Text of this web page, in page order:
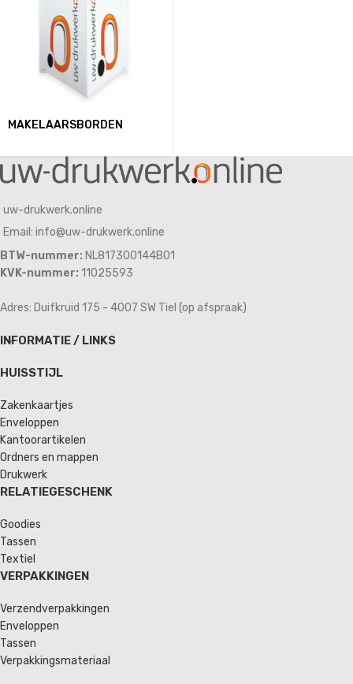
MAKELAARSBORDEN
uw-drukwerk.online
Email: info@uw-drukwerk.online
BTW-nummer: NL817300144B01
KVK-nummer: 11025593
Adres: Duifkruid 175 - 4007 SW Tiel (op afspraak)
INFORMATIE / LINKS
HUISSTIJL
Zakenkaartjes
Enveloppen
Kantoorartikelen
Ordners en mappen
Drukwerk
RELATIEGESCHENK
Goodies
Tassen
Textiel
VERPAKKINGEN
Verzendverpakkingen
Enveloppen
Tassen
Verpakkingsmateriaal